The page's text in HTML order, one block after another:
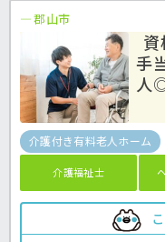
郡山市
手
人
介護付き有料老人ホーム
介護福祉士